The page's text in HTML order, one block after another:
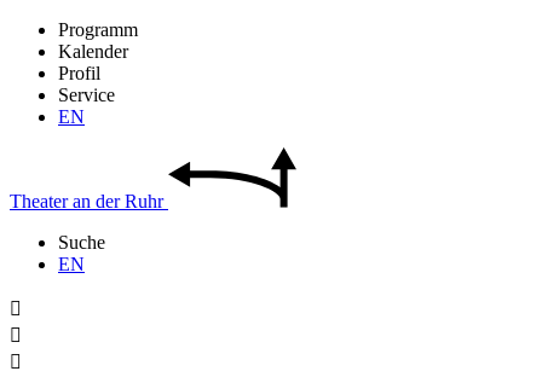
Programm
Kalender
Profil
Service
EN
Theateran derRuhr
Suche
EN


